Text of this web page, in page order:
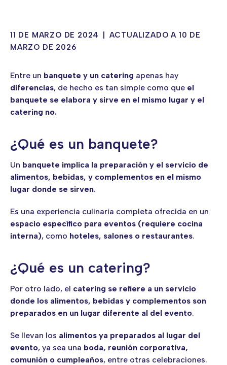
11 DE MARZO DE 2024
ACTUALIZADO A 10 DE
MARZO DE 2026
Entre un banquete y un catering apenas hay
diferencias, de hecho es tan simple como que el
banquete se elabora y sirve en el mismo lugar y el
catering no.
¿Qué es un banquete?
Un banquete implica la preparación y el servicio de
alimentos, bebidas, y complementos en el mismo
lugar donde se sirven.
Es una experiencia culinaria completa ofrecida en un
espacio específico para eventos (requiere cocina
interna), como hoteles, salones o restaurantes.
¿Qué es un catering?
Por otro lado, el catering se refiere a un servicio
donde los alimentos, bebidas y complementos son
preparados en un lugar diferente al del evento.
Se llevan los alimentos ya preparados al lugar del
evento, ya sea una boda, reunión corporativa,
comunión o cumpleaños, entre otras celebraciones.